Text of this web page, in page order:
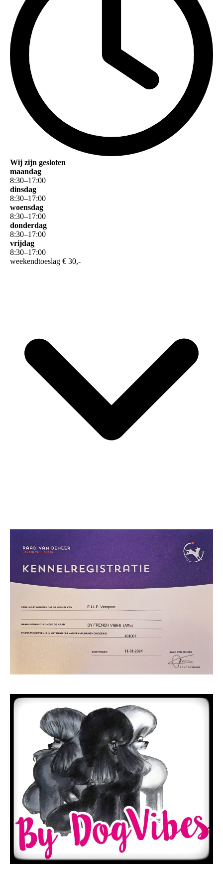
Wij zijn gesloten
maandag
8:30–17:00
dinsdag
8:30–17:00
woensdag
8:30–17:00
donderdag
8:30–17:00
vrijdag
8:30–17:00
weekendtoeslag € 30,-